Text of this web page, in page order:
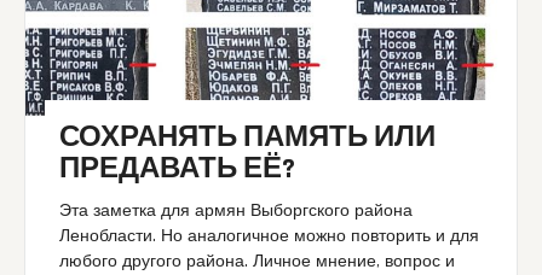
СОХРАНЯТЬ ПАМЯТЬ ИЛИ
ПРЕДАВАТЬ ЕЁ?
Эта заметка для армян Выборгского района
Ленобласти. Но аналогичное можно повторить и для
любого другого района. Личное мнение, вопрос и